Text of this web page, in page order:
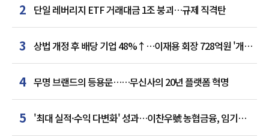
2 단일 레버리지 ETF 거래대금 1조 붕괴…규제 직격탄
3
상법 개정 후 배당 기업 48%↑…이재용 회장 728억원 '개인
최다'
4 무명 브랜드의 등용문……무신사의 20년 플랫폼 혁명
5 '최대 실적·수익 다변화' 성과…이찬우號 농협금융, 임기
말년 성장 박차